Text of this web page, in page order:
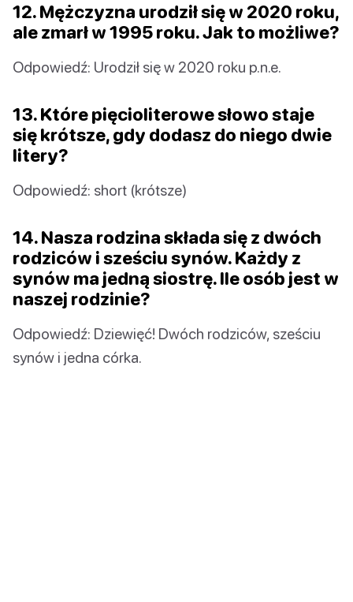
12. Mężczyzna urodził się w 2020 roku,
ale zmarł w 1995 roku. Jak to możliwe?
Odpowiedź: Urodził się w 2020 roku p.n.e.
13. Które pięcioliterowe słowo staje
się krótsze, gdy dodasz do niego dwie
litery?
Odpowiedź: short (krótsze)
14. Nasza rodzina składa się z dwóch
rodziców i sześciu synów. Każdy z
synów ma jedną siostrę. Ile osób jest w
naszej rodzinie?
Odpowiedź: Dziewięć! Dwóch rodziców, sześciu
synów i jedna córka.